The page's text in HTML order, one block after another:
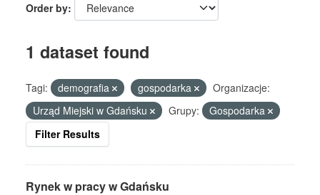
Order by
1 dataset found
Tagi: demografia gospodarka
Organizacje:
Urząd Miejski w Gdańsku
Grupy:
Gospodarka
Filter Results
Rynek w pracy w Gdańsku